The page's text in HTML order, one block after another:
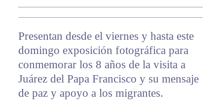
Presentan desde el viernes y hasta este
domingo exposición fotográfica para
conmemorar los 8 años de la visita a
Juárez del Papa Francisco y su mensaje
de paz y apoyo a los migrantes.